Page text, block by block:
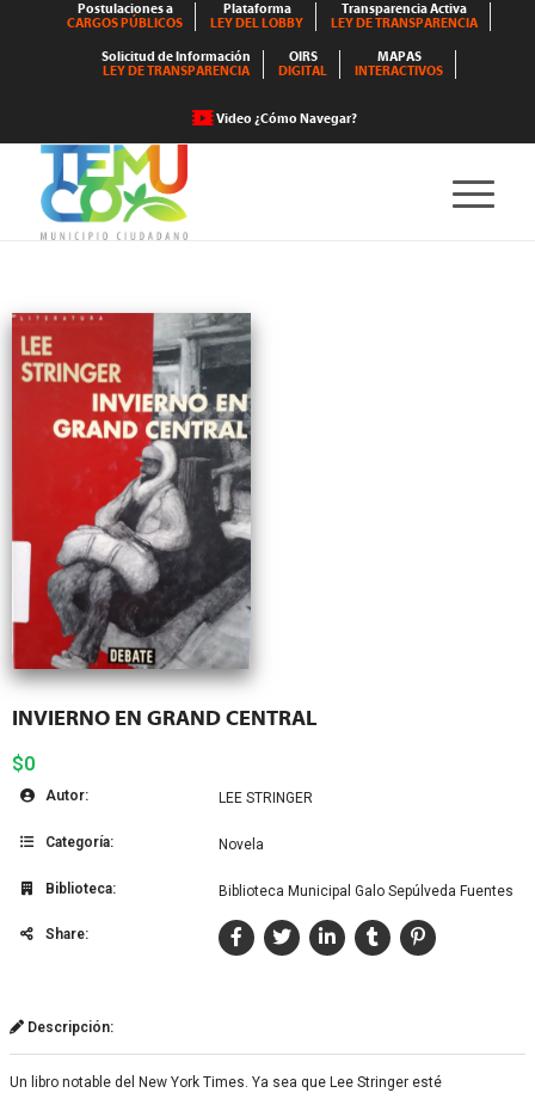
Postulaciones a
CARGOS PÚBLICOS
Plataforma
LEY DEL LOBBY
Transparencia Activa
LEY DE TRANSPARENCIA
Solicitud de Información
LEY DE TRANSPARENCIA
OIRS
DIGITAL
MAPAS
INTERACTIVOS
Video ¿Cómo Navegar?
INVIERNO EN GRAND CENTRAL
$0
Autor: LEE STRINGER
Categoría: Novela
Biblioteca: Biblioteca Municipal Galo Sepúlveda Fuentes
Share:
Descripción:
Un libro notable del New York Times. Ya sea que Lee Stringer esté